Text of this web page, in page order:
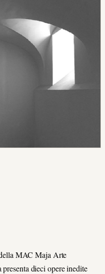
MAC Maja Arte
dieci opere inedite